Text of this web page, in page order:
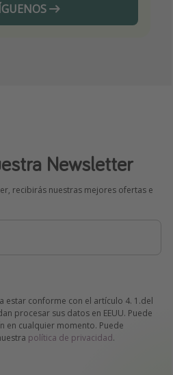
Newsletter
recibirás nuestras mejores ofertas e
estar conforme con el artículo 4. 1.del
procesar sus datos en EEUU. Puede
en cualquier momento. Puede
política de privacidad.